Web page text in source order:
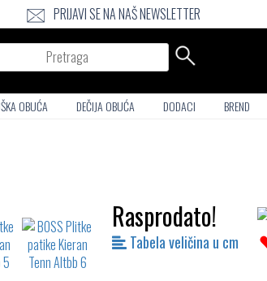
PRIJAVI SE NA NAŠ NEWSLETTER
OBUĆA DEČIJA OBUĆA DODACI BREND
Rasprodato!
Tabela veličina u cm